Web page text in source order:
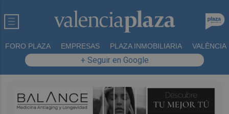
FORO PLAZA EMPRESAS PLAZA INMOBILIARIA VALÈNCIA
+ Seguir en Google